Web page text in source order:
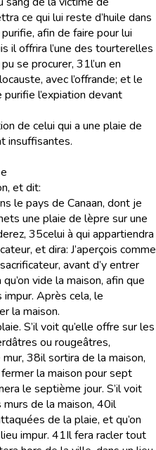
ce qui lui reste d’huile dans
afin de faire pour lui
il offrira l’une des tourterelles
se procurer, 31l’un en
avec l’offrande; et le
l’expiation devant
de celui qui a une plaie de
insuffisantes.
et dit:
le pays de Canaan, dont je
une plaie de lèpre sur une
35celui à qui appartiendra
et dira: J’aperçois comme
avant d’y entrer
vide la maison, afin que
Après cela, le
la maison.
S’il voit qu’elle offre sur les
ou rougeâtres,
38il sortira de la maison,
la maison pour sept
le septième jour. S’il voit
de la maison, 40il
de la plaie, et qu’on
impur. 41Il fera racler tout